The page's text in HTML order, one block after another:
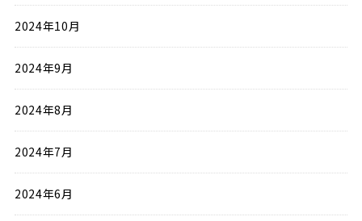
2024年10月
2024年9月
2024年8月
2024年7月
2024年6月